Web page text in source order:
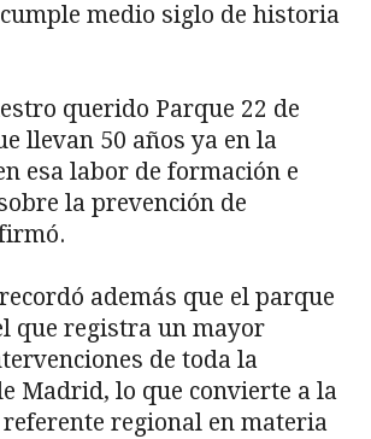
medio siglo de historia
querido Parque 22 de
llevan 50 años ya en la
esa labor de formación e
la prevención de
además que el parque
que registra un mayor
de toda la
Madrid, lo que convierte a la
regional en materia